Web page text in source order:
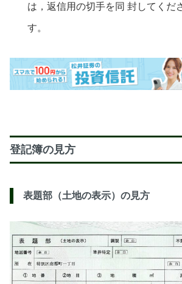
は，返信用の切手を同 封してくだ
す。
登記簿の見方
表題部（土地の表示）の見方